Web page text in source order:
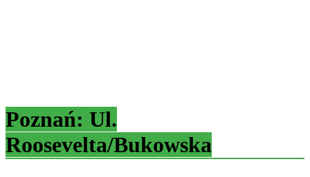
Poznań: Ul.
Roosevelta/Bukowska